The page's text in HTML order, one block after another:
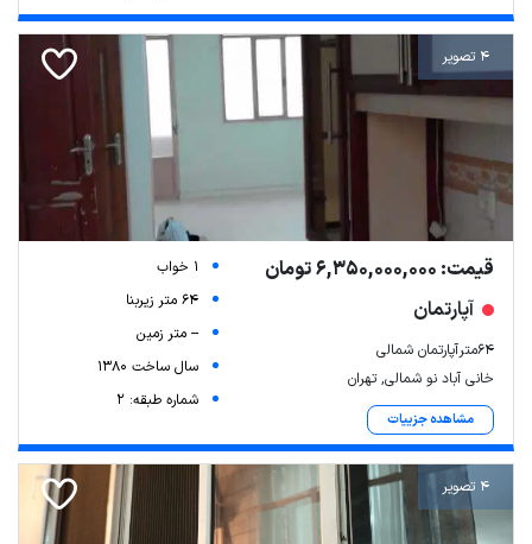
4 تصویر
قیمت: 6,350,000,000 تومان
آپارتمان
64مترآپارتمان شمالی
خانی آباد نو شمالی, تهران
مشاهده جزییات
1 خواب
64 متر زیربنا
-- متر زمین
سال ساخت 1380
شماره طبقه: 2
4 تصویر